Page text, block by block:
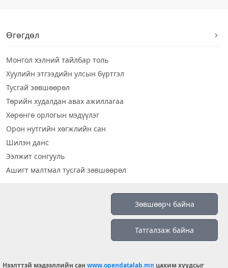
Өгөгдөл
Монгол хэлний тайлбар толь
Хуулийн этгээдийн улсын бүртгэл
Тусгай зөвшөөрөл
Төрийн худалдан авах ажиллагаа
Хөрөнгө орлогын мэдүүлэг
Орон нутгийн хөгжлийн сан
Шилэн данс
Ээлжит сонгууль
Ашигт малтмал тусгай зөвшөөрөл
info@opendatalab.mn
Зөвшөөрч байна
Татгалзаж байна
Нээлттэй мэдээллийн сан www.opendatalab.mn цахим хуудсыг